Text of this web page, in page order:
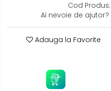
Cod Produs:
Ai nevoie de ajutor?
Adauga la Favorite